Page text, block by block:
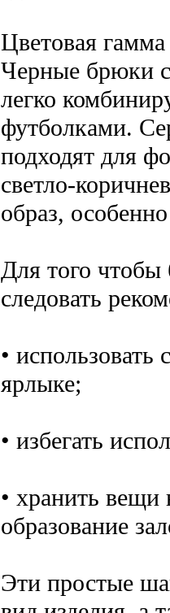
Цветовая
Черные брюки
легко
футболками.
подходят для
светло-
образ,
Для того
следовать
• использовать
ярлыке;
• избегать
• хранить вещи
образование
Эти простые